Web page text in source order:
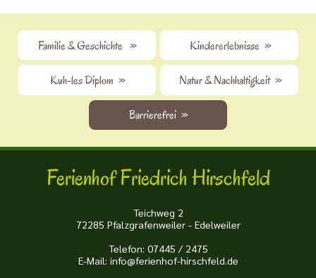
Familie & Geschichte >> Kindererlebnisse >>
Kuh-les Diplom >> Natur & Nachhaltigkeit >>
Barrierefrei >>
Ferienhof Friedrich Hirschfeld
Teichweg 2
72285 Pfalzgrafenweiler - Edelweiler
Telefon: 07445 / 2475
E-Mail: info@ferienhof-hirschfeld.de